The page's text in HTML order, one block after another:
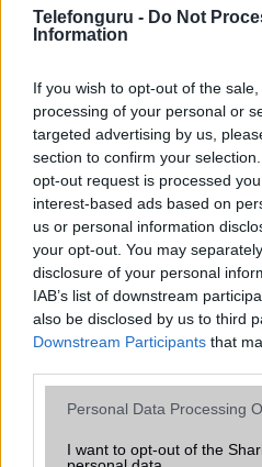
Telefonguru - Do Not
Information
If you wish to opt-out of the
processing of your personal or
targeted advertising by us,
section to confirm your
opt-out request is processed
interest-based ads based on
us or personal information
your opt-out. You may
disclosure of your personal
IAB’s list of downstream
also be disclosed by us to third
Downstream Participants that
Please note that this website/
not limited to your visit or usage
Personal Data Processing
I want to opt-out of the
kialakítás szempontjából döntő
szempontok kritikusak ahhoz, hogy
Végül azt is fontos tudni, hogy a
során minden felhasználó egyéni
választásuk eltérhet. Azonban
kijelző, hosszabb üzemidő, hatékony
MOBILTELEFON MÁRKÁK
Apple
Huawei